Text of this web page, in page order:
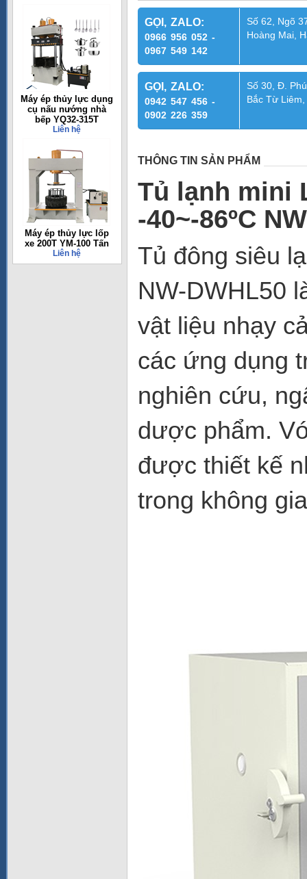
Máy ép thủy lực dụng
cụ nấu nướng nhà
bếp YQ32-315T
Liên hệ
Máy ép thủy lực lốp
xe 200T YM-100 Tấn
Liên hệ
GỌI, ZALO:
0966 956 052 -
0967 549 142
Số 62, Ngõ
Hoàng Mai,
GỌI, ZALO:
0942 547 456 -
0902 226 359
Số 30, Đ.
Bắc Từ
THÔNG TIN SẢN PHẨM
Tủ lạnh mini
-40~-86ºC
Tủ đông siêu
NW-DWHL50
vật liệu nhạy
các ứng dụng
nghiên cứu,
dược phẩm.
được thiết kế
trong không